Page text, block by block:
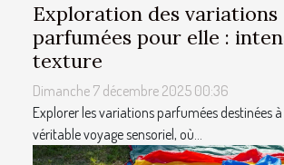
Exploration des variations
parfumées pour elle :
texture
Dimanche 7 décembre 2025 00:36
Explorer les variations parfumées destinées
véritable voyage sensoriel, où...